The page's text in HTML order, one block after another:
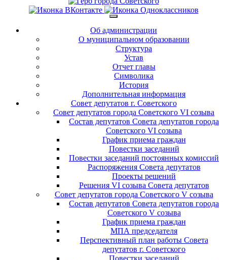
Об администрации
О муниципальном образовании
Структура
Устав
Отчет главы
Символика
История
Дополнительная информация
Совет депутатов г. Советского
Совет депутатов города Советского VI созыва
Состав депутатов Совета депутатов города
Советского VI созыва
График приема граждан
Повестки заседаний
Повестки заседаний постоянных комиссий
Распоряжения Совета депутатов
Проекты решений
Решения VI созыва Совета депутатов
Совет депутатов города Советского V созыва
Состав депутатов Совета депутатов города
Советского V созыва
График приема граждан
МПА председателя
Перспективный план работы Совета
депутатов г. Советского